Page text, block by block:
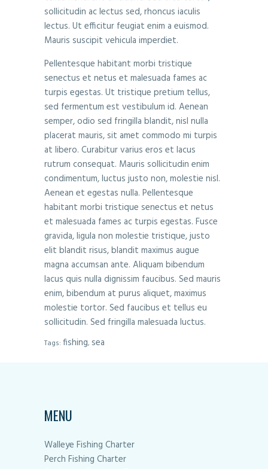
sollicitudin ac lectus sed, rhoncus iaculis
lectus. Ut efficitur feugiat enim a euismod.
Mauris suscipit vehicula imperdiet.
Pellentesque habitant morbi tristique
senectus et netus et malesuada fames ac
turpis egestas. Ut tristique pretium tellus,
sed fermentum est vestibulum id. Aenean
semper, odio sed fringilla blandit, nisl nulla
placerat mauris, sit amet commodo mi turpis
at libero. Curabitur varius eros et lacus
rutrum consequat. Mauris sollicitudin enim
condimentum, luctus justo non, molestie nisl.
Aenean et egestas nulla. Pellentesque
habitant morbi tristique senectus et netus
et malesuada fames ac turpis egestas. Fusce
gravida, ligula non molestie tristique, justo
elit blandit risus, blandit maximus augue
magna accumsan ante. Aliquam bibendum
lacus quis nulla dignissim faucibus. Sed mauris
enim, bibendum at purus aliquet, maximus
molestie tortor. Sed faucibus et tellus eu
sollicitudin. Sed fringilla malesuada luctus.
Tags: fishing, sea
MENU
Walleye Fishing Charter
Perch Fishing Charter